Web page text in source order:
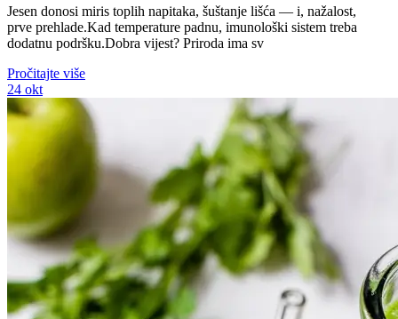
Jesen donosi miris toplih napitaka, šuštanje lišća — i, nažalost,
prve prehlade.Kad temperature padnu, imunološki sistem treba
dodatnu podršku.Dobra vijest? Priroda ima sv
Pročitajte više
24 okt